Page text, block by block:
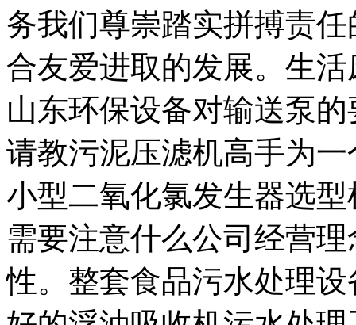
务我们尊崇踏实拼搏责
合友爱进取的发展。生
山东环保设备对输送泵
请教污泥压滤机高手为
小型二氧化氯发生器选
需要注意什么公司经营
性。整套食品污水处理